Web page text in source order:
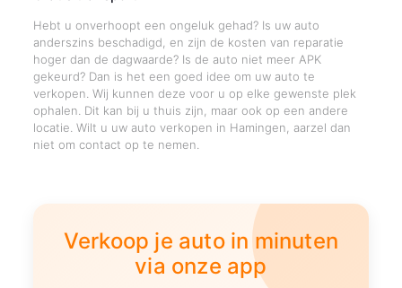
Hebt u onverhoopt een ongeluk gehad? Is uw auto
anderszins beschadigd, en zijn de kosten van reparatie
hoger dan de dagwaarde? Is de auto niet meer APK
gekeurd? Dan is het een goed idee om uw auto te
verkopen. Wij kunnen deze voor u op elke gewenste plek
ophalen. Dit kan bij u thuis zijn, maar ook op een andere
locatie. Wilt u uw auto verkopen in Hamingen, aarzel dan
niet om contact op te nemen.
Verkoop je auto in minuten
via onze app